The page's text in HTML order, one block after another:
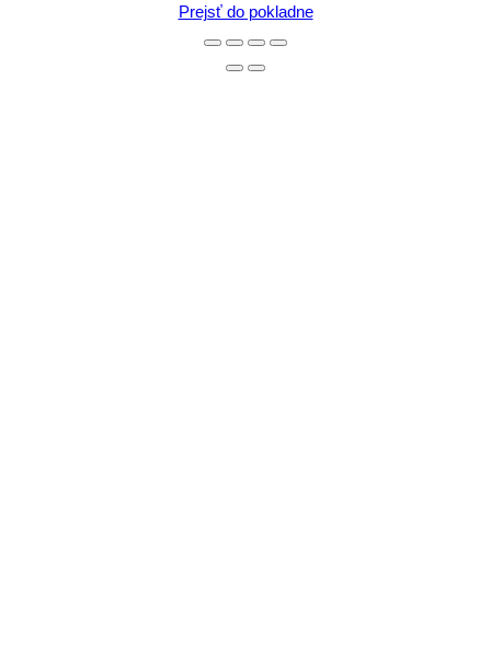
Prejsť do pokladne